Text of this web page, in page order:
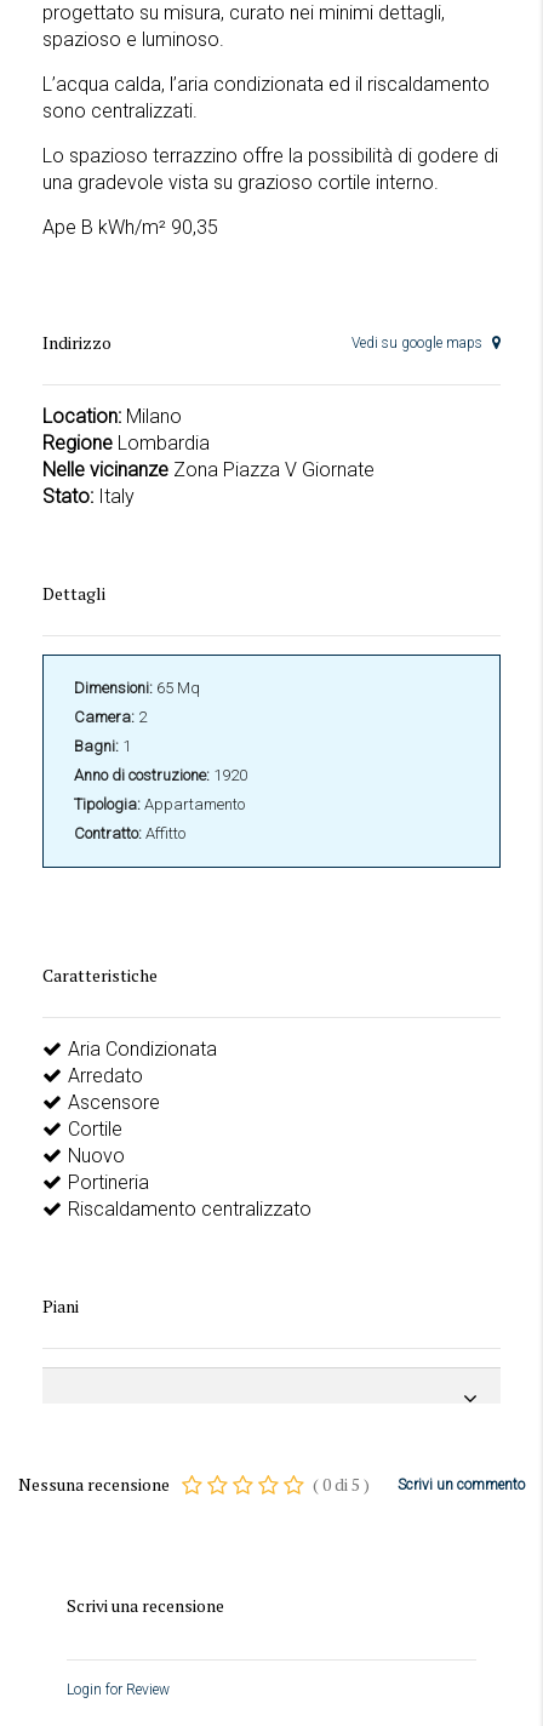
progettato su misura, curato nei minimi dettagli,
spazioso e luminoso.
L’acqua calda, l’aria condizionata ed il riscaldamento
sono centralizzati.
Lo spazioso terrazzino offre la possibilità di godere di
una gradevole vista su grazioso cortile interno.
Ape B kWh/m² 90,35
Indirizzo Vedi su google maps
Location: Milano
Regione Lombardia
Nelle vicinanze Zona Piazza V Giornate
Stato: Italy
Dettagli
Dimensioni: 65 Mq
Camera: 2
Bagni: 1
Anno di costruzione: 1920
Tipologia: Appartamento
Contratto: Affitto
Caratteristiche
Aria Condizionata
Arredato
Ascensore
Cortile
Nuovo
Portineria
Riscaldamento centralizzato
Piani
Nessuna recensione (0di5 ) Scrivi un commento
Scrivi una recensione
Login for Review